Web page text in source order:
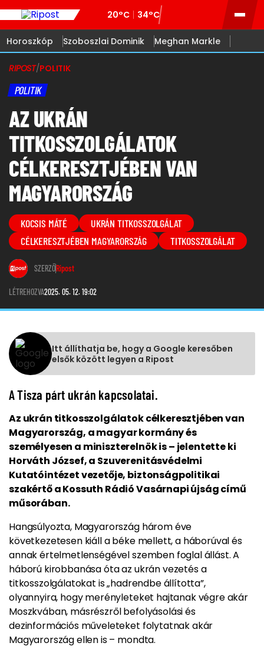
20°C 34°C
Horoszkóp Szoboszlai Dominik Meghan Markle
RIPOST/POLITIK
POLITIK
AZ UKRÁN
TITKOSSZOLGÁLATOK
CÉLKERESZTJÉBEN VAN
MAGYARORSZÁG
KOCSIS MÁTÉ
UKRÁN TITKOSSZOLGÁLAT
CÉLKERESZTJÉBEN MAGYARORSZÁG
TITKOSSZOLGÁLAT
SZERZŐRipost
LÉTREHOZVA2025. 05. 12. 19:02
Itt állíthatja be, hogy a Google keresőben
elsők között legyen a Ripost
A Tisza párt ukrán kapcsolatai.
Az ukrán titkosszolgálatok célkeresztjében van
Magyarország, a magyar kormány és
személyesen a miniszterelnök is – jelentette ki
Horváth József, a Szuverenitásvédelmi
Kutatóintézet vezetője, biztonságpolitikai
szakértő a Kossuth Rádió Vasárnapi újság című
műsorában.
Hangsúlyozta, Magyarország három éve
következetesen kiáll a béke mellett, a háborúval és
annak értelmetlenségével szemben foglal állást. A
háború kirobbanása óta az ukrán vezetés a
titkosszolgálatokat is „hadrendbe állította”,
olyannyira, hogy merényleteket hajtanak végre akár
Moszkvában, másrészről befolyásolási és
dezinformációs műveleteket folytatnak akár
Magyarország ellen is – mondta.